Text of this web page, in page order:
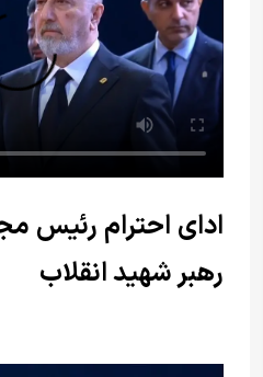
ادای احترام رئیس
رهبر شهید انقلاب